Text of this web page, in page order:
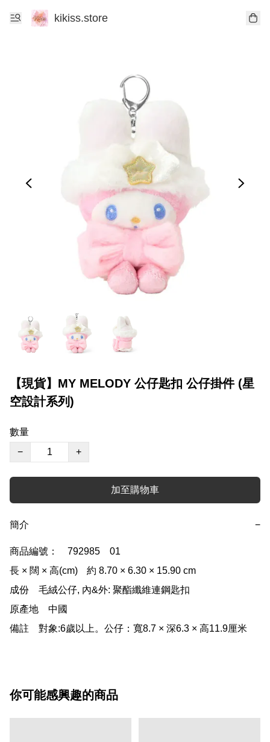
kikiss.store
【現貨】MY MELODY 公仔匙扣 公仔掛件 (星
空設計系列)
數量
−
+
加至購物車
簡介 −
商品編號：	792985    01
長 × 闊 × 高(cm)	約 8.70 × 6.30 × 15.90 cm
成份	毛絨公仔, 內&外: 聚酯纖維連鋼匙扣
原產地	中國
備註	對象:6歲以上。公仔：寬8.7 × 深6.3 × 高11.9厘米
你可能感興趣的商品